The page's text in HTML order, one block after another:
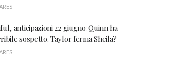
anticipazioni 22 giugno: Quinn ha
sospetto. Taylor ferma Sheila?